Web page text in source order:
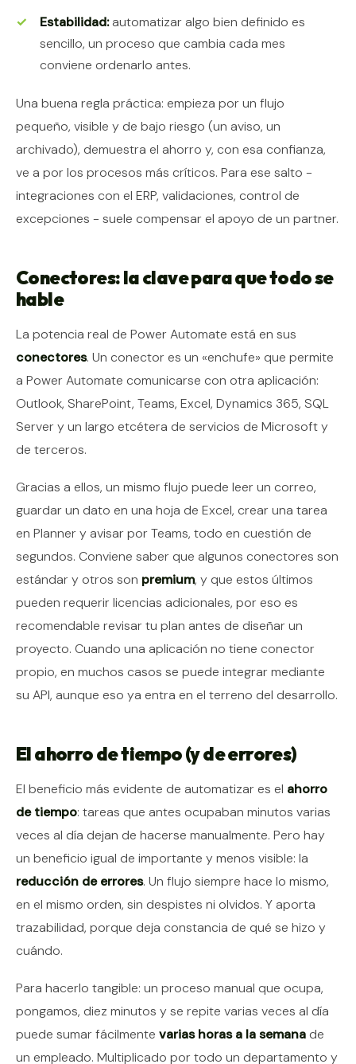
Estabilidad:automatizar algo bien definido es
sencillo, un proceso que cambia cada mes
conviene ordenarlo antes.
Una buena regla práctica: empieza por un flujo
pequeño, visible y de bajo riesgo (un aviso, un
archivado), demuestra el ahorro y, con esa confianza,
ve a por los procesos más críticos. Para ese salto -
integraciones con el ERP, validaciones, control de
excepciones - suele compensar el apoyo de un partner.
Conectores: la clave para que todo se
hable
La potencia real de Power Automate está en sus
conectores. Un conector es un «enchufe» que permite
a Power Automate comunicarse con otra aplicación:
Outlook, SharePoint, Teams, Excel, Dynamics 365, SQL
Server y un largo etcétera de servicios de Microsoft y
de terceros.
Gracias a ellos, un mismo flujo puede leer un correo,
guardar un dato en una hoja de Excel, crear una tarea
en Planner y avisar por Teams, todo en cuestión de
segundos. Conviene saber que algunos conectores son
estándar y otros son premium, y que estos últimos
pueden requerir licencias adicionales, por eso es
recomendable revisar tu plan antes de diseñar un
proyecto. Cuando una aplicación no tiene conector
propio, en muchos casos se puede integrar mediante
su API, aunque eso ya entra en el terreno del desarrollo.
El ahorro de tiempo (y de errores)
El beneficio más evidente de automatizar es el ahorro
de tiempo: tareas que antes ocupaban minutos varias
veces al día dejan de hacerse manualmente. Pero hay
un beneficio igual de importante y menos visible: la
reducción de errores. Un flujo siempre hace lo mismo,
en el mismo orden, sin despistes ni olvidos. Y aporta
trazabilidad, porque deja constancia de qué se hizo y
cuándo.
Para hacerlo tangible: un proceso manual que ocupa,
pongamos, diez minutos y se repite varias veces al día
puede sumar fácilmente varias horas a la semana de
un empleado. Multiplicado por todo un departamento y